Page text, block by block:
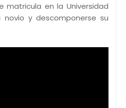
matricula en la Universidad
y descomponerse su